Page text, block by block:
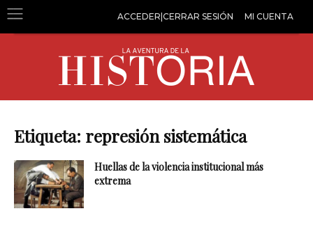
ACCEDER|CERRAR SESIÓN MI CUENTA
Etiqueta: represión sistemática
Huellas de la violencia institucional más
extrema